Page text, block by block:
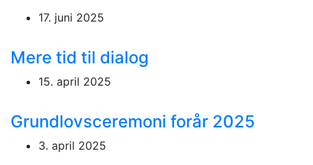
17. juni 2025
Mere tid til dialog
15. april 2025
Grundlovsceremoni forår 2025
3. april 2025